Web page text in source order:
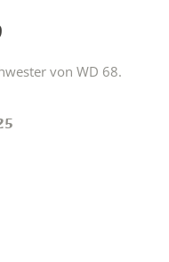
von WD 68.